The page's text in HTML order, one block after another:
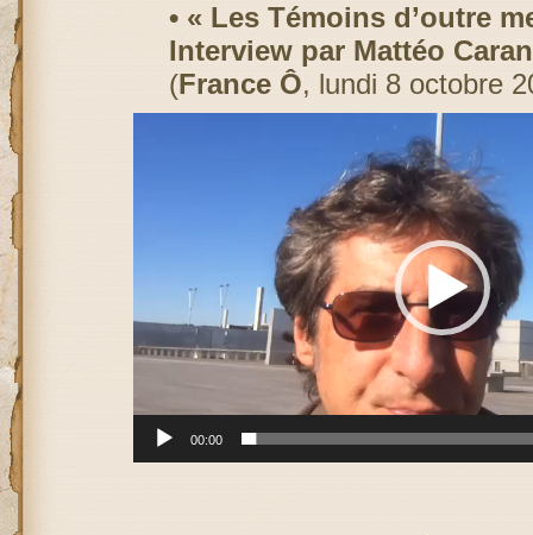
• « Les Témoins d’outre
Interview par Mattéo
(France Ô, lundi 8 octobre
00:00